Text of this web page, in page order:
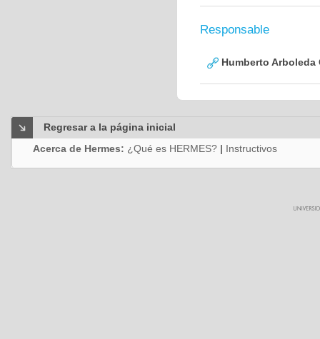
Responsable
Humberto Arboleda
Regresar a la página inicial
Acerca de Hermes: ¿Qué es HERMES? | Instructivos